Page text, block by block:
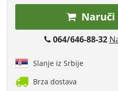
Naruči
064/646-88-32
Slanje iz Srbije
Brza dostava